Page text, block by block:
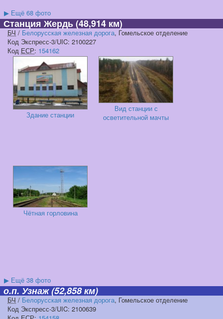
▶ Ещё 68 фото
Станция Жердь(48,914 км)
БЧ / Белорусская железная дорога, Гомельское отделение
Код Экспресс-3/UIC: 2100227
Код ЕСР: 154162
Здание станции
Вид станции с
осветительной мачты
Чётная горловина
▶ Ещё 38 фото
о.п. Узнаж(52,858 км)
БЧ / Белорусская железная дорога, Гомельское отделение
Код Экспресс-3/UIC: 2100639